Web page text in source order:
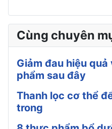
Cùng chuyên
Giảm đau hiệu
phẩm sau đây
Thanh lọc cơ thể
trong